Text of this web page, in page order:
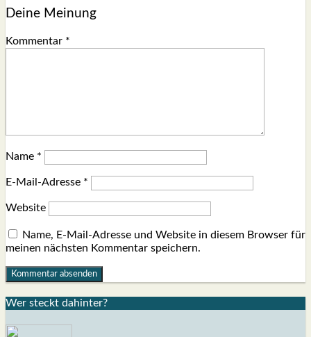
Deine Meinung
Kommentar *
Name *
E-Mail-Adresse *
Website
Name, E-Mail-Adresse und Website in diesem Browser für
meinen nächsten Kommentar speichern.
Wer steckt dahin­ter?